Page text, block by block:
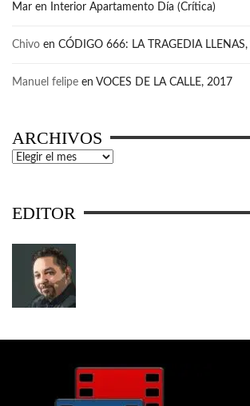
Mar en Interior Apartamento Día (Crítica)
Chivo en CÓDIGO 666: LA TRAGEDIA
Manuel felipe en VOCES DE LA CALLE, 2017
ARCHIVOS
Archivos
EDITOR